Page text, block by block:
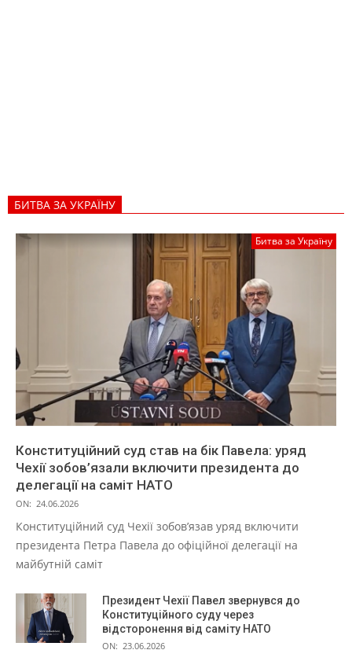
БИТВА ЗА УКРАЇНУ
Битва за Україну
Конституційний суд став на бік Павела: уряд
Чехії зобов’язали включити президента до
делегації на саміт НАТО
ON: 24.06.2026
Конституційний суд Чехії зобов’язав уряд включити
президента Петра Павела до офіційної делегації на
майбутній саміт
Президент Чехії Павел звернувся до
Конституційного суду через
відсторонення від саміту НАТО
ON: 23.06.2026